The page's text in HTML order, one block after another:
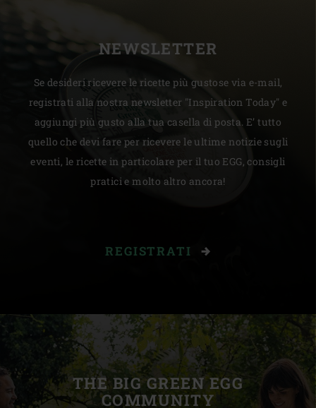
NEWSLETTER
Se desideri ricevere le ricette più gustose via e-mail,
registrati alla nostra newsletter "Inspiration Today" e
aggiungi più gusto alla tua casella di posta. E’ tutto
quello che devi fare per ricevere le ultime notizie sugli
eventi, le ricette in particolare per il tuo EGG, consigli
pratici e molto altro ancora!
REGISTRATI
THE BIG GREEN EGG
COMMUNITY